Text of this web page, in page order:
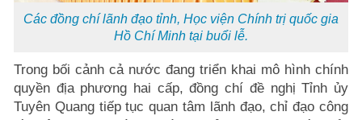
Các đồng chí lãnh đạo tỉnh, Học viện Chính trị quốc gia
Hồ Chí Minh tại buổi lễ.
Trong bối cảnh cả nước đang triển khai mô hình chính
quyền địa phương hai cấp, đồng chí đề nghị Tỉnh ủy
Tuyên Quang tiếp tục quan tâm lãnh đạo, chỉ đạo công